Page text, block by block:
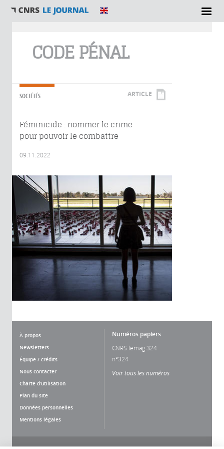
CODE PÉNAL
SOCIÉTÉS ARTICLE
Féminicide : nommer le crime
pour pouvoir le combattre
09.11.2022
À propos
Newsletters
Équipe / crédits
Nous contacter
Charte d'utilisation
Plan du site
Données personnelles
Mentions légales
Numéros papiers
CNRS lemag 324
n°324
Voir tous les numéros